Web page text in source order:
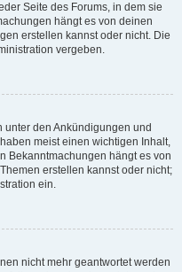
Seite des Forums, in dem sie
hängt es von deinen
erstellen kannst oder nicht. Die
vergeben.
den Ankündigungen und
meist einen wichtigen Inhalt,
Bekanntmachungen hängt es von
erstellen kannst oder nicht;
ein.
nicht mehr geantwortet werden